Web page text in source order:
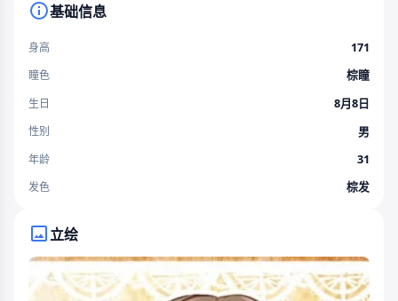
基础信息
身高 171
瞳色 棕瞳
生日 8月8日
性别 男
年龄 31
发色 棕发
立绘